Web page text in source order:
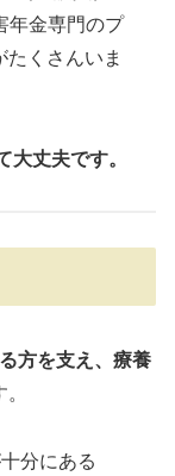
年金専門のプ
たくさんいま
丈夫です。
方を支え、療養
分にある